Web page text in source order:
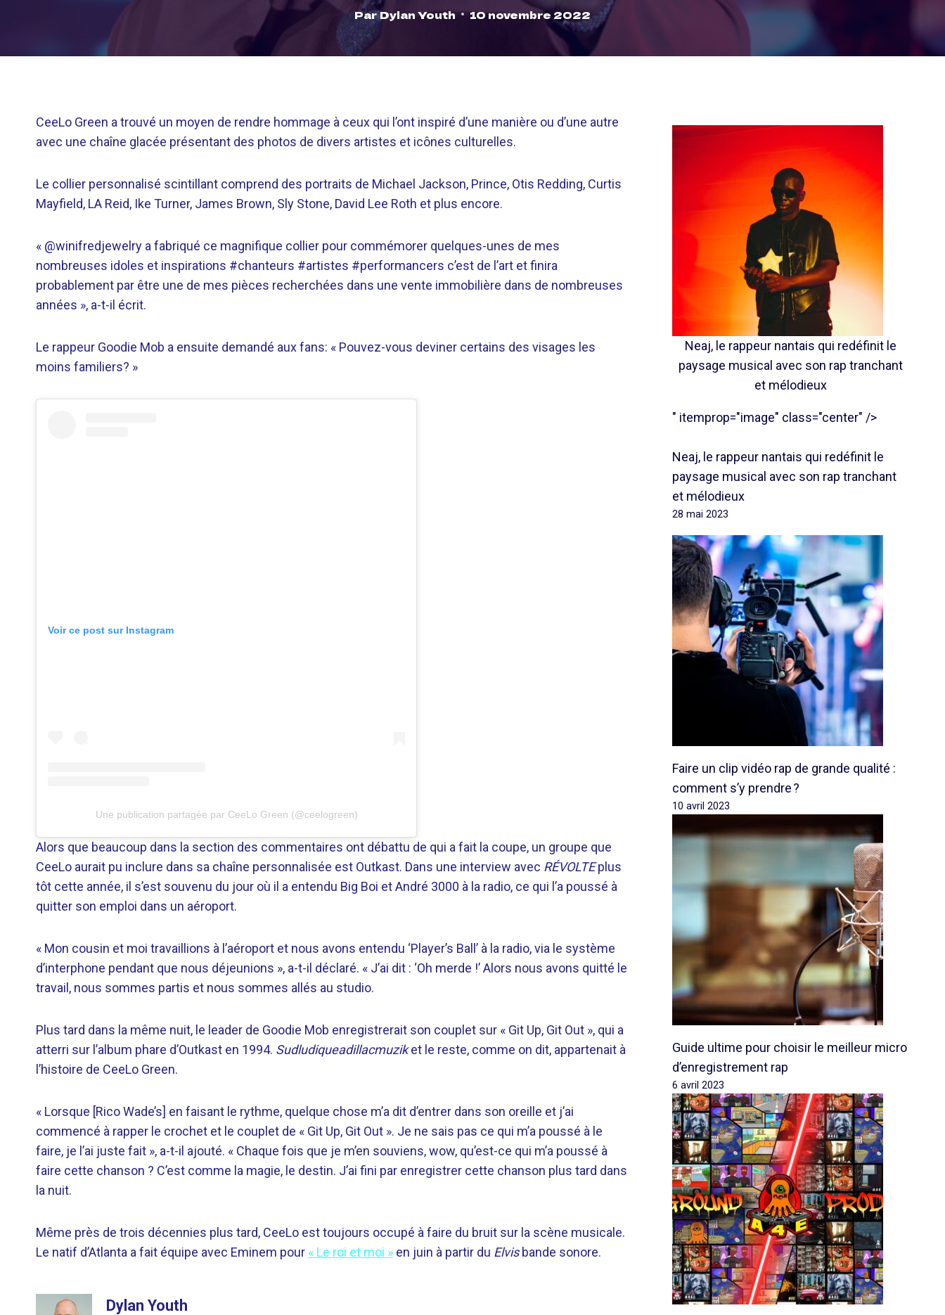
ParDylan Youth 10 novembre 2022
CeeLo Green a trouvé un moyen de rendre hommage à ceux qui l’ont inspiré d’une manière ou d’une autre
avec une chaîne glacée présentant des photos de divers artistes et icônes culturelles.
Le collier personnalisé scintillant comprend des portraits de Michael Jackson, Prince, Otis Redding, Curtis
Mayfield, LA Reid, Ike Turner, James Brown, Sly Stone, David Lee Roth et plus encore.
« @winifredjewelry a fabriqué ce magnifique collier pour commémorer quelques-unes de mes
nombreuses idoles et inspirations #chanteurs #artistes #performancers c’est de l’art et finira
probablement par être une de mes pièces recherchées dans une vente immobilière dans de nombreuses
années », a-t-il écrit.
Le rappeur Goodie Mob a ensuite demandé aux fans: « Pouvez-vous deviner certains des visages les
moins familiers? »
Voir ce post sur Instagram
Une publication partagée par CeeLo Green (@ceelogreen)
Alors que beaucoup dans la section des commentaires ont débattu de qui a fait la coupe, un groupe que
CeeLo aurait pu inclure dans sa chaîne personnalisée est Outkast. Dans une interview avec RÉVOLTEplus
tôt cette année, il s’est souvenu du jour où il a entendu Big Boi et André 3000 à la radio, ce qui l’a poussé à
quitter son emploi dans un aéroport.
« Mon cousin et moi travaillions à l’aéroport et nous avons entendu ‘Player’s Ball’ à la radio, via le système
d’interphone pendant que nous déjeunions », a-t-il déclaré. « J’ai dit : ‘Oh merde !’ Alors nous avons quitté le
travail, nous sommes partis et nous sommes allés au studio.
Plus tard dans la même nuit, le leader de Goodie Mob enregistrerait son couplet sur « Git Up, Git Out », qui a
atterri sur l’album phare d’Outkast en 1994. Sudludiqueadillacmuziket le reste, comme on dit, appartenait à
l’histoire de CeeLo Green.
« Lorsque [Rico Wade’s] en faisant le rythme, quelque chose m’a dit d’entrer dans son oreille et j’ai
commencé à rapper le crochet et le couplet de « Git Up, Git Out ». Je ne sais pas ce qui m’a poussé à le
faire, je l’ai juste fait », a-t-il ajouté. « Chaque fois que je m’en souviens, wow, qu’est-ce qui m’a poussé à
faire cette chanson ? C’est comme la magie, le destin. J’ai fini par enregistrer cette chanson plus tard dans
la nuit.
Même près de trois décennies plus tard, CeeLo est toujours occupé à faire du bruit sur la scène musicale.
Le natif d’Atlanta a fait équipe avec Eminem pour « Le roi et moi » en juin à partir du Elvisbande sonore.
Dylan Youth
Neaj, le rappeur nantais qui redéfinit le
paysage musical avec son rap tranchant
et mélodieux
" itemprop="image" class="center" />
Neaj, le rappeur nantais qui redéfinit le
paysage musical avec son rap tranchant
et mélodieux
28 mai 2023
Faire un clip vidéo rap de grande qualité :
comment s’y prendre ?
10 avril 2023
Guide ultime pour choisir le meilleur micro
d’enregistrement rap
6 avril 2023